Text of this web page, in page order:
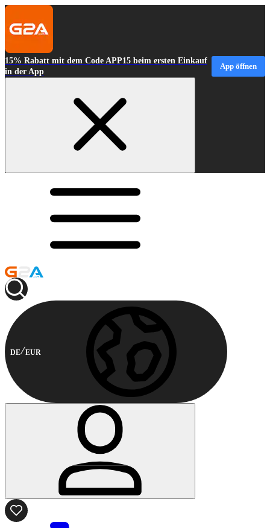
15% Rabatt mit dem Code APP15 beim ersten Einkauf
in der App
App öffnen
DE EUR